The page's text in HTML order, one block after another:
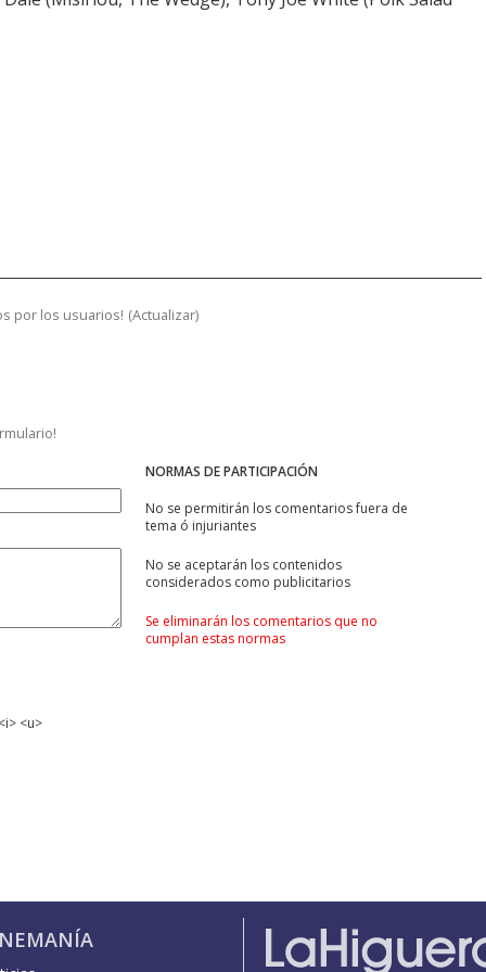
por los usuarios! (Actualizar)
NORMAS DE PARTICIPACIÓN
No se permitirán los comentarios fuera de
tema ó injuriantes
No se aceptarán los contenidos
considerados como publicitarios
Se eliminarán los comentarios que no
cumplan estas normas
<u>